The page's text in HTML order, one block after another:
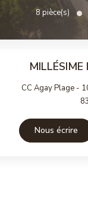
8pièce(s)
CC Agay Plage -
Nous écrire